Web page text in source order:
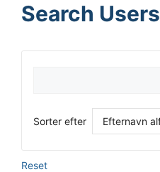
Search Users
Sorter efter
Reset